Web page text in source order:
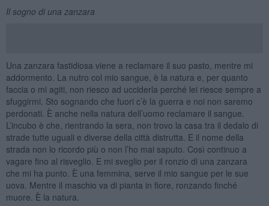
Il sogno di una zanzara
Una zanzara fastidiosa viene a reclamare il suo pasto, mentre mi
addormento. La nutro col mio sangue, è la natura e, per quanto
faccia o mi agiti, non riesco ad ucciderla perché lei riesce sempre a
sfuggirmi. Sto sognando che fuori c’è la guerra e noi non saremo
perdonati. È anche nella natura dell’uomo reclamare il sangue.
L’incubo è che, rientrando la sera, non trovo la casa tra il dedalo di
strade tutte uguali e diverse della città distrutta. E il nome della
strada non lo ricordo più o non l’ho mai saputo. Così continuo a
vagare fino al risveglio. E mi sveglio per il ronzio di una zanzara
che mi ha punto. È una femmina, serve il mio sangue per le sue
uova. Mentre il maschio va di pianta in fiore, ronzando finché
muore. È la natura.